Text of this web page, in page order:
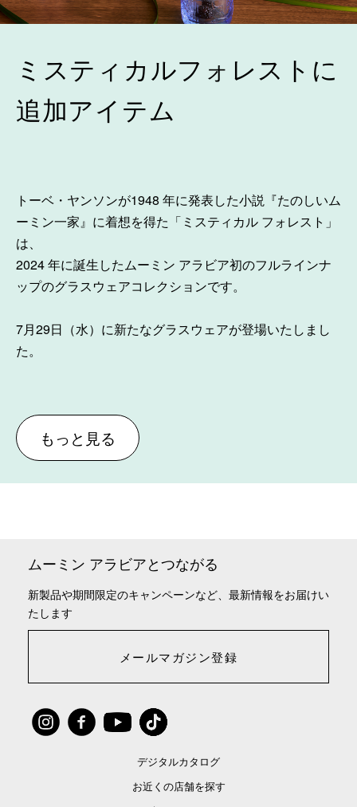
ミスティカルフォレストに
追加アイテム
トーベ・ヤンソンが1948 年に発表した⼩説『たのしいム
ーミン⼀家』に着想を得た「ミスティカル フォレスト」
は、
2024 年に誕⽣したムーミン アラビア初のフルラインナ
ップのグラスウェアコレクションです。
7月29日（水）に新たなグラスウェアが登場いたしまし
た。
もっと見る
ムーミン アラビアとつながる
新製品や期間限定のキャンペーンなど、最新情報をお届けい
たします
メールマガジン登録
デジタルカタログ
お近くの店舗を探す